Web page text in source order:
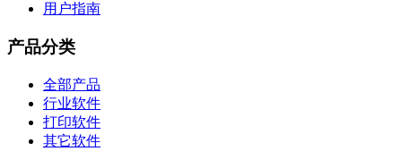
用户指南
产品分类
全部产品
行业软件
打印软件
其它软件